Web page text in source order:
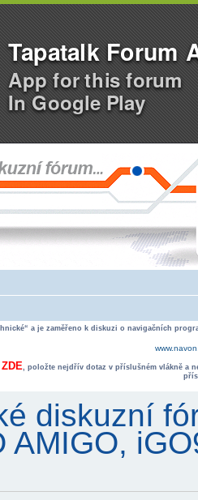
Tapatalk Forum
App for this forum
In Google Play
a je zaměřeno k diskuzi o navigačních
ZDE, položte nejdřív dotaz v příslušném vlákně a
diskuzní
AMIGO,